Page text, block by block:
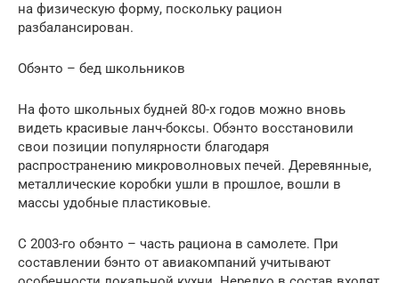
на физическую форму, поскольку рацион
разбалансирован.
Обэнто – бед школьников
На фото школьных будней 80-х годов можно вновь
видеть красивые ланч-боксы. Обэнто восстановили
свои позиции популярности благодаря
распространению микроволновых печей. Деревянные,
металлические коробки ушли в прошлое, вошли в
массы удобные пластиковые.
С 2003-го обэнто – часть рациона в самолете. При
составлении бэнто от авиакомпаний учитывают